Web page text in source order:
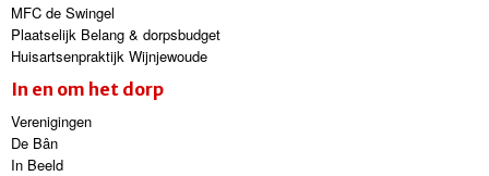
MFC de Swingel
Plaatselijk Belang & dorpsbudget
Huisartsenpraktijk Wijnjewoude
In en om het dorp
Verenigingen
De Bân
In Beeld